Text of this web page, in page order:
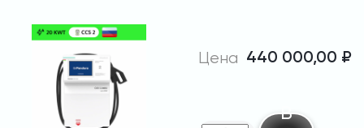
Цена 440 000,00 ₽
В